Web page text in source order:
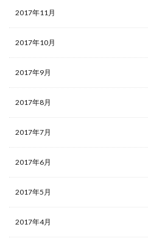
2017年11月
2017年10月
2017年9月
2017年8月
2017年7月
2017年6月
2017年5月
2017年4月